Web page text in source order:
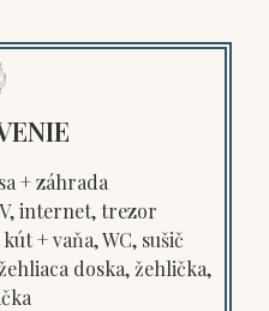
+ záhrada
internet, trezor
+ vaňa, WC, sušič
doska, žehlička,